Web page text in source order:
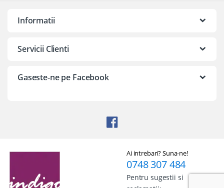
Informatii
Servicii Clienti
Gaseste-ne pe Facebook
Ai intrebari? Suna-ne!
0748 307 484
Pentru sugestii si